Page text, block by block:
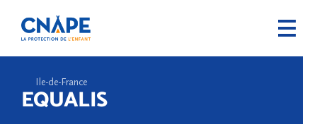
Ile-de-France
EQUALIS